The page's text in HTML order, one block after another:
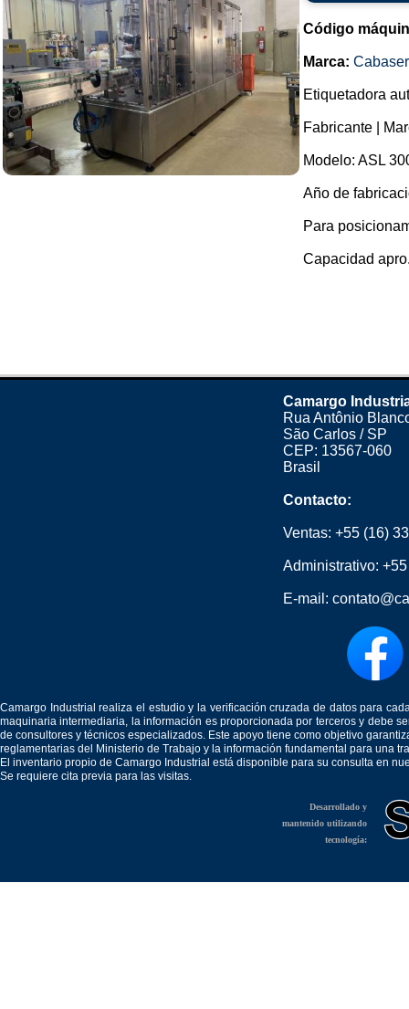
Código
Marca:
Etiquetadora
Fabricante |
Modelo: ASL
Año de
Para
Capacidad
Camargo
Rua Antônio
São Carlos / SP
CEP: 13567-060
Brasil
Contacto:
Ventas: +55 (16)
Administrativo:
E-mail:
Camargo Industrial realiza el estudio y la verificación cruzada de datos para
maquinaria intermediaria, la información es proporcionada por terceros y debe
de consultores y técnicos especializados. Este apoyo tiene como objetivo
reglamentarias del Ministerio de Trabajo y la información fundamental para una
El inventario propio de Camargo Industrial está disponible para su consulta en
Se requiere cita previa para las visitas.
Desarrollado y
mantenido utilizando
tecnología: